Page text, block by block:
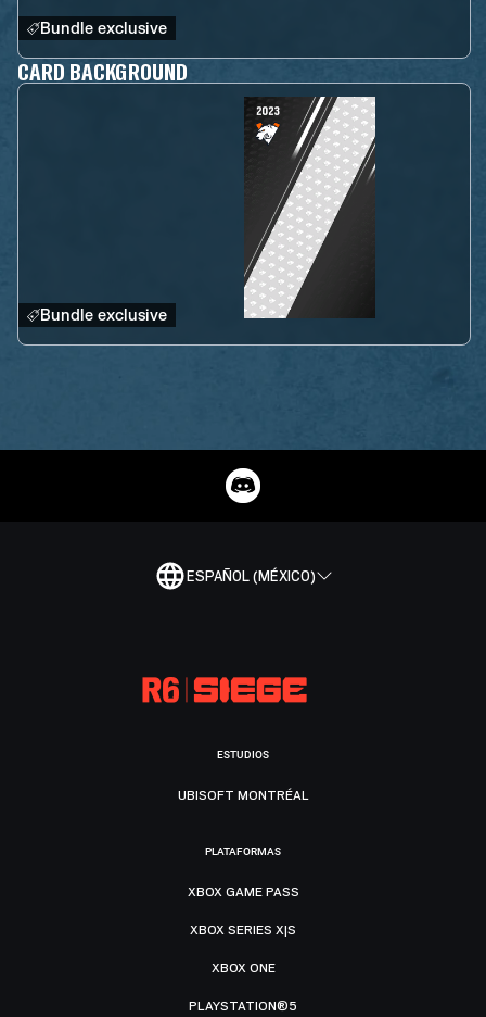
Bundle exclusive
CARD BACKGROUND
Bundle exclusive
ESPAÑOL (MÉXICO)
ESTUDIOS
UBISOFT MONTRÉAL
PLATAFORMAS
XBOX GAME PASS
XBOX SERIES X|S
XBOX ONE
PLAYSTATION®5